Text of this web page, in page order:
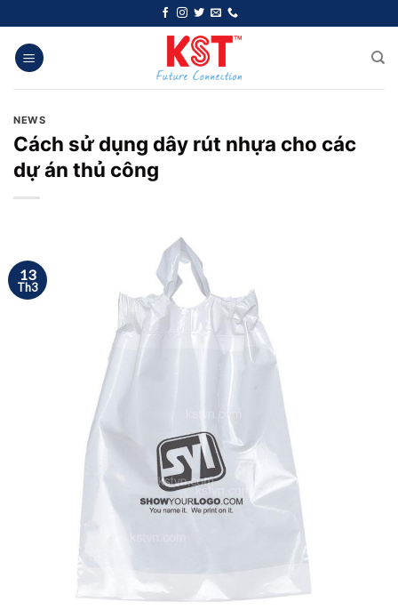
đến
nội
dung
NEWS
Cách sử dụng dây rút nhựa cho các
dự án thủ công
13
Th3